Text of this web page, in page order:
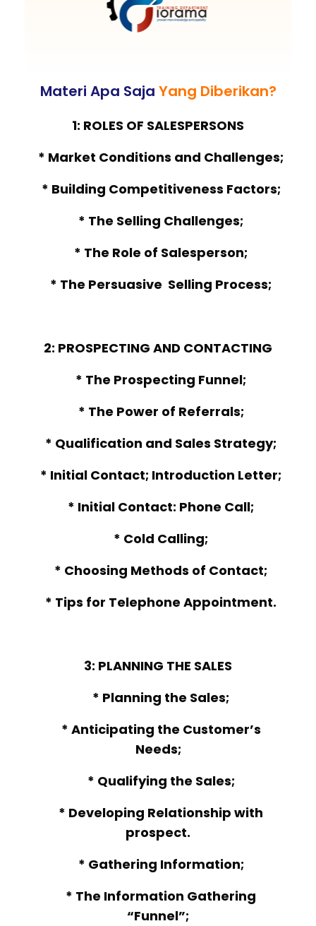
Materi Apa Saja Yang Diberikan?
1: ROLES OF SALESPERSONS
* Market Conditions and Challenges;
* Building Competitiveness Factors;
* The Selling Challenges;
* The Role of Salesperson;
* The Persuasive Selling Process;
2: PROSPECTING AND CONTACTING
* The Prospecting Funnel;
* The Power of Referrals;
* Qualification and Sales Strategy;
* Initial Contact; Introduction Letter;
* Initial Contact: Phone Call;
* Cold Calling;
* Choosing Methods of Contact;
* Tips for Telephone Appointment.
3: PLANNING THE SALES
* Planning the Sales;
* Anticipating the Customer’s
Needs;
* Qualifying the Sales;
* Developing Relationship with
prospect.
* Gathering Information;
* The Information Gathering
“Funnel”;